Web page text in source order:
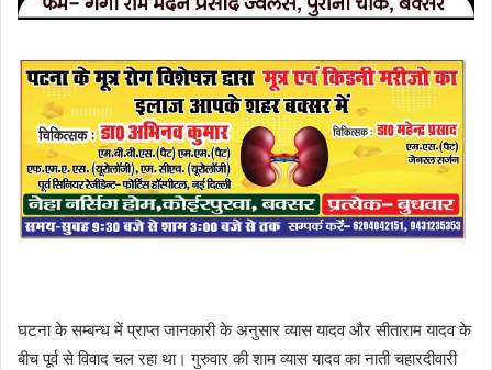
घटना के सम्बन्ध में प्राप्त जानकारी के अनुसार व्यास यादव और सीताराम यादव के
बीच पूर्व से विवाद चल रहा था। गुरुवार की शाम व्यास यादव का नाती चहारदीवारी